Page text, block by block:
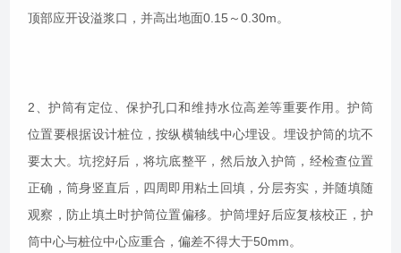
顶部应开设溢浆口，并高出地面0.15～0.30m。
2、护筒有定位、保护孔口和维持水位高差等重要作用。护筒
位置要根据设计桩位，按纵横轴线中心埋设。埋设护筒的坑不
要太大。坑挖好后，将坑底整平，然后放入护筒，经检查位置
正确，筒身竖直后，四周即用粘土回填，分层夯实，并随填随
观察，防止填土时护筒位置偏移。护筒埋好后应复核校正，护
筒中心与桩位中心应重合，偏差不得大于50mm。